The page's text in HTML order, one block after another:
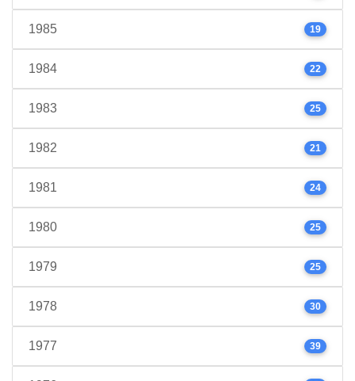
1985 19
1984 22
1983 25
1982 21
1981 24
1980 25
1979 25
1978 30
1977 39